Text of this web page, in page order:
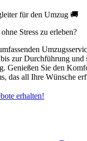
für den Umzug 🚚
Stress zu erleben?
zur Durchführung und
Genießen Sie den
das all Ihre Wünsche
erhalten!